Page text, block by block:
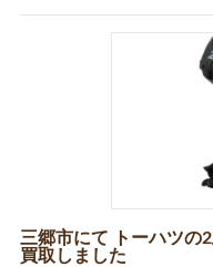
三郷市にて トーハツの
買取しました